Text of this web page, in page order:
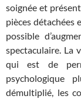
soignée et
pièces détachées
possible
spectaculaire. La
qui est de
psychologique
démultiplié, les